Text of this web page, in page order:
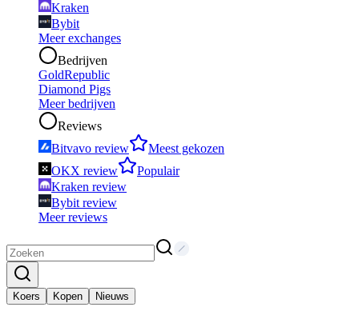
Kraken
Bybit
Meer exchanges
Bedrijven
GoldRepublic
Diamond Pigs
Meer bedrijven
Reviews
Bitvavo review
Meest gekozen
OKX review
Populair
Kraken review
Bybit review
Meer reviews
Koers Kopen Nieuws